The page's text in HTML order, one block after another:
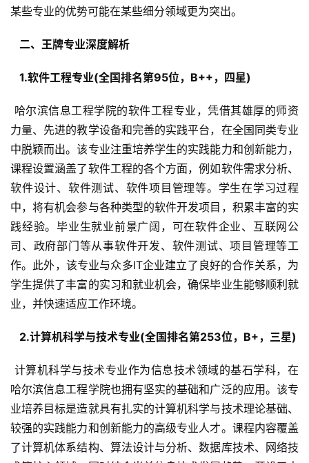
某些专业的优势可能在某些细分领域更为突出。
  二、王牌专业深度解析
  1.软件工程专业(全国排名第95位，B++，四星)
力量、先进的教学设备和完善的实践平台，在全国同类专业
中脱颖而出。该专业注重培养学生的实践能力和创新能力，
课程设置涵盖了软件工程的各个方面，例如软件需求分析、
软件设计、软件测试、软件项目管理等。学生在学习过程
中，将有机会参与各种类型的软件开发项目，积累丰富的实
践经验。毕业生就业前景广阔，可在软件企业、互联网公
司、政府部门等从事软件开发、软件测试、项目管理等工
作。此外，该专业与众多IT企业建立了良好的合作关系，为
学生提供了丰富的实习和就业机会，确保毕业生能够顺利就
业，并快速适应工作环境。
哈尔滨信息工程学院也拥有坚实的基础和广泛的应用。该专
业培养目标是造就具有扎实的计算机科学与技术理论基础、
较强的实践能力和创新能力的高级专业人才。课程内容覆盖
了计算机体系结构、算法设计与分析、数据库技术、网络技